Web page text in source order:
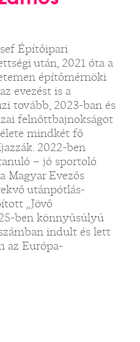
Építőipari
után, 2021 óta a
építőmérnöki
evezést is a
tovább, 2023-ban és
felnőttbajnokságot
mindkét fő
2022-ben
– jó sportoló
Magyar Evezős
utánpótlás-
„Jövő
ben könnyűsúlyú
indult és lett
az Európa-